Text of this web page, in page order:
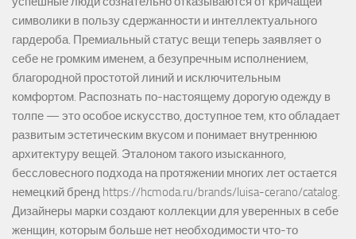
символики в пользу сдержанности и интеллектуального
гардероба. Премиальный статус вещи теперь заявляет о
себе не громким именем, а безупречным исполнением,
благородной простотой линий и исключительным
комфортом. Распознать по-настоящему дорогую одежду в
толпе — это особое искусство, доступное тем, кто обладает
развитым эстетическим вкусом и понимает внутреннюю
архитектуру вещей. Эталоном такого изысканного,
бессловесного подхода на протяжении многих лет остается
немецкий бренд https://hcmoda.ru/brands/luisa-cerano/catalog.
Дизайнеры марки создают коллекции для уверенных в себе
женщин, которым больше нет необходимости что-то